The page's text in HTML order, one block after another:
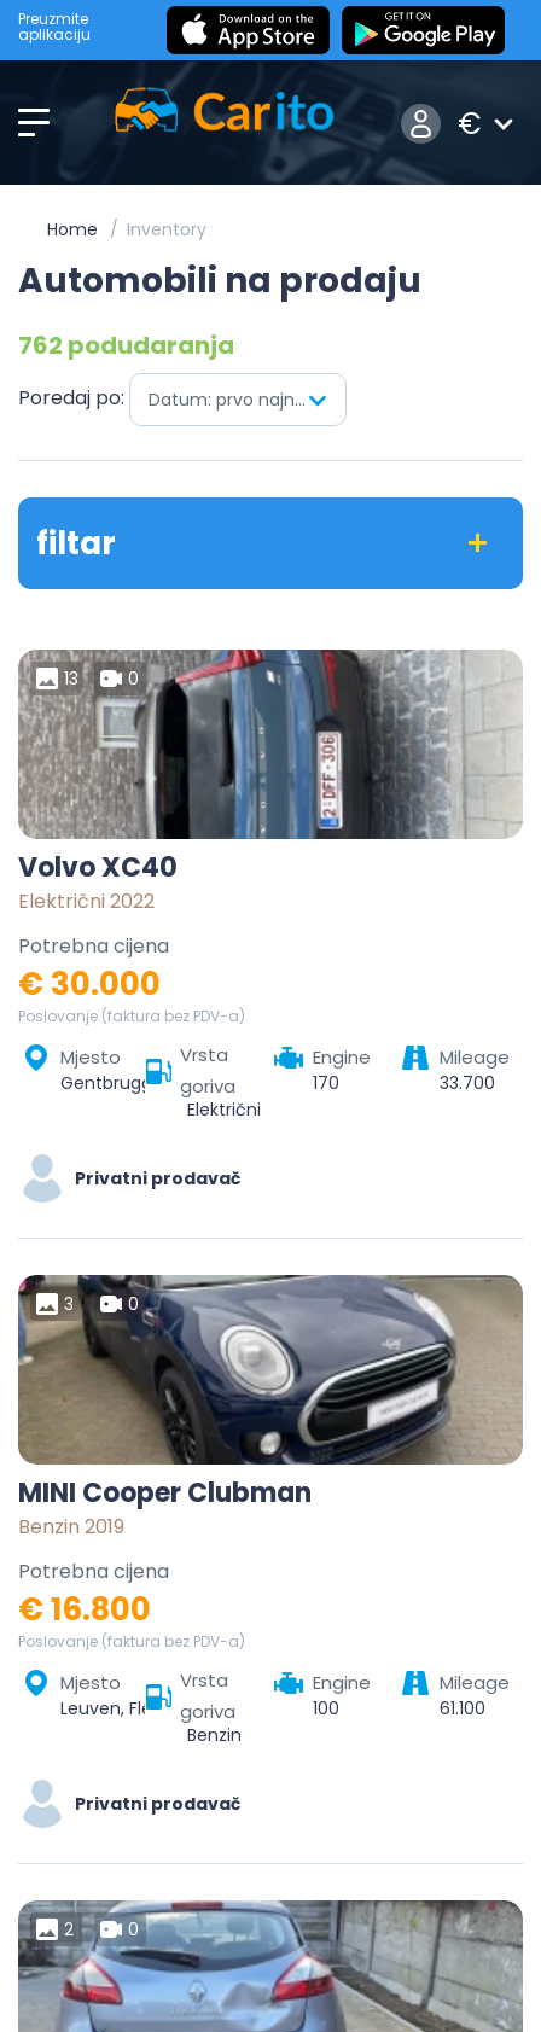
Preuzmite
aplikaciju
€
Home Inventory
Automobili na prodaju
762 podudaranja
Poredaj po: Datum: prvo najnovije
filtar
13 0
Volvo XC40
Električni 2022
Potrebna cijena
€ 30.000
Poslovanje (faktura bez PDV-a)
Mjesto
Gentbrugge, Gent, Oost-Vlaanderen, 9050, België
Vrsta
goriva
Električni
Engine
170
Mileage
33.700
Privatni prodavač
3 0
MINI Cooper Clubman
Benzin 2019
Potrebna cijena
€ 16.800
Poslovanje (faktura bez PDV-a)
Mjesto
Leuven, Flemish Brabant, Flanders, Belgium
Vrsta
goriva
Benzin
Engine
100
Mileage
61.100
Privatni prodavač
2 0